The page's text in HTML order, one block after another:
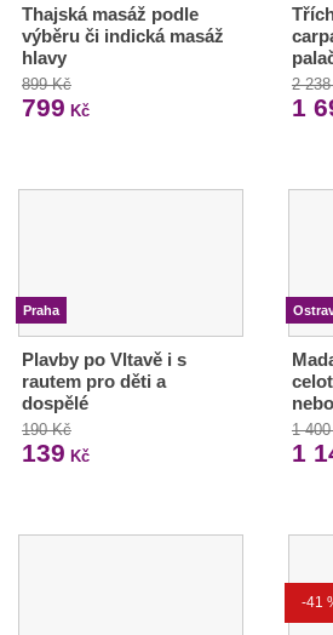
Thajská masáž podle
výběru či indická masáž
hlavy
899 Kč
799 Kč
2
1
Praha
Plavby po Vltavě i s
rautem pro děti a
dospělé
190 Kč
139 Kč
1
1
-41